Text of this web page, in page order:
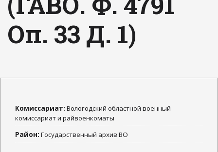
Оп. 33 Д. 1)
Комиссариат: Вологодский областной военный
комиссариат и райвоенкоматы
Район: Государственный архив ВО